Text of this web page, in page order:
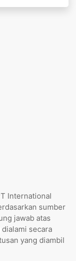
International
sumber
jawab atas
secara
yang diambil